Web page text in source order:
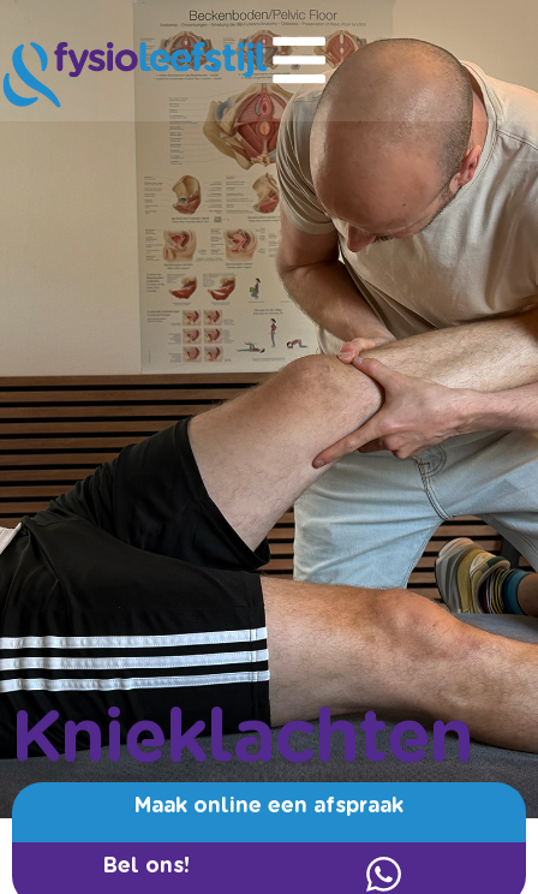
Knieklachten
Maak online een afspraak
Bel ons!